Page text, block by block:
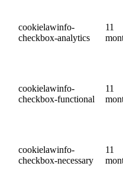
cookielawinfo-
checkbox-analytics
11
cookielawinfo-
checkbox-functional
11
cookielawinfo-
checkbox-necessary
11